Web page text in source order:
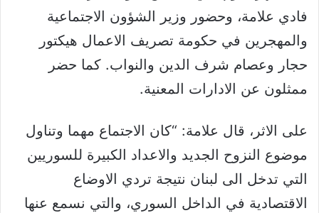
فادي علامة، وحضور وزير الشؤون الاجتماعية
والمهجرين في حكومة تصريف الاعمال هيكتور
حجار وعصام شرف الدين والنواب. كما حضر
ممثلون عن الادارات المعنية.
على الاثر، قال علامة: “كان الاجتماع مهما وتناول
موضوع النزوح الجديد والاعداد الكبيرة للسوريين
التي تدخل الى لبنان نتيجة تردي الاوضاع
الاقتصادية في الداخل السوري، والتي نسمع عنها